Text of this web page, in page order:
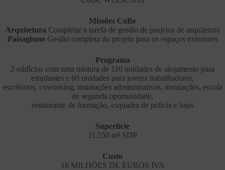
Missões CoBe
Arquitetura Completar a tarefa de gestão de projetos de arquitetura
Paisagismo Gestão completa do projeto para os espaços exteriores
Programa
2 edifícios com uma mistura de 116 unidades de alojamento para
estudantes e 60 unidades para jovens trabalhadores,
escritórios, coworking, instalações administrativas, instalações, escola
de segunda oportunidade,
restaurante de formação, esquadra de polícia e lojas
Superfície
11,550 m² SDP
Custo
18 MILHÕES DE EUROS IVA